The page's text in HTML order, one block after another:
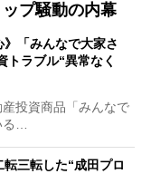
ップ騒動の内幕
》「みんなで大家さ
トラブル“異常なく
投資商品「みんなで
る…
転三転した“成田プロ